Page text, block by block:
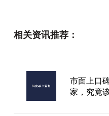
相关资讯推荐：
市面上口
家，究竟